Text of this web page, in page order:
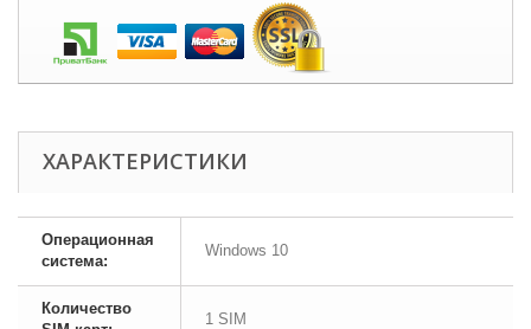
ХАРАКТЕРИСТИКИ
Операционная
система:
Windows 10
Количество
1 SIM